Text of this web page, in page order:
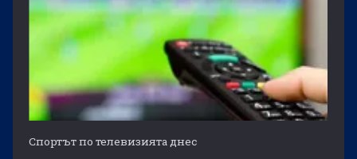
Спортът по телевизията днес